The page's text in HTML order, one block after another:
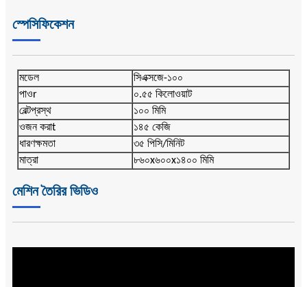
স্পেসিফিকেশন
মডেল
সিএক্সজে-১০০
পাওr
০.৫৫ কিলোওয়াট
বেল্টপ্রস্থ
১০০ মিমি
ওজন করাt
১৪৫ কেজি
ধারণক্ষমতা
৩৫ পিসি/মিনিট
মাত্রা
৮৬০x৬০০x১৪০০ মিমি
মেশিন তৈরির ভিডিও